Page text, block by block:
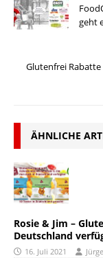
geht
Glutenfrei
ÄHNLICHE
Rosie & Jim –
Deutschland
16. Juli 2021